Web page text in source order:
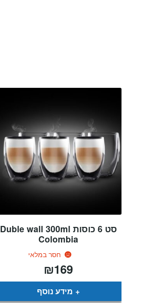
סט 6 כוסות Duble wall 300ml
Colombia
חסר במלאי
₪169
מידע נוסף